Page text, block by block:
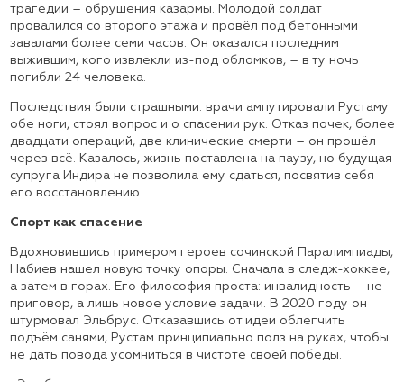
трагедии – обрушения казармы. Молодой солдат
провалился со второго этажа и провёл под бетонными
завалами более семи часов. Он оказался последним
выжившим, кого извлекли из-под обломков, – в ту ночь
погибли 24 человека.
Последствия были страшными: врачи ампутировали Рустаму
обе ноги, стоял вопрос и о спасении рук. Отказ почек, более
двадцати операций, две клинические смерти – он прошёл
через всё. Казалось, жизнь поставлена на паузу, но будущая
супруга Индира не позволила ему сдаться, посвятив себя
его восстановлению.
Спорт как спасение
Вдохновившись примером героев сочинской Паралимпиады,
Набиев нашел новую точку опоры. Сначала в следж-хоккее,
а затем в горах. Его философия проста: инвалидность – не
приговор, а лишь новое условие задачи. В 2020 году он
штурмовал Эльбрус. Отказавшись от идеи облегчить
подъём санями, Рустам принципиально полз на руках, чтобы
не дать повода усомниться в чистоте своей победы.